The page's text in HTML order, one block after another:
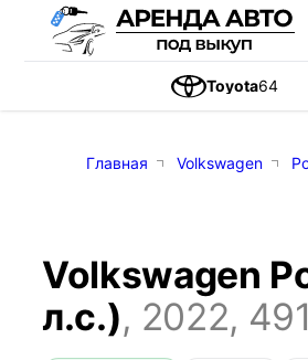
Toyota64
Главная Volkswagen
Volkswagen
л.с.), 2022,